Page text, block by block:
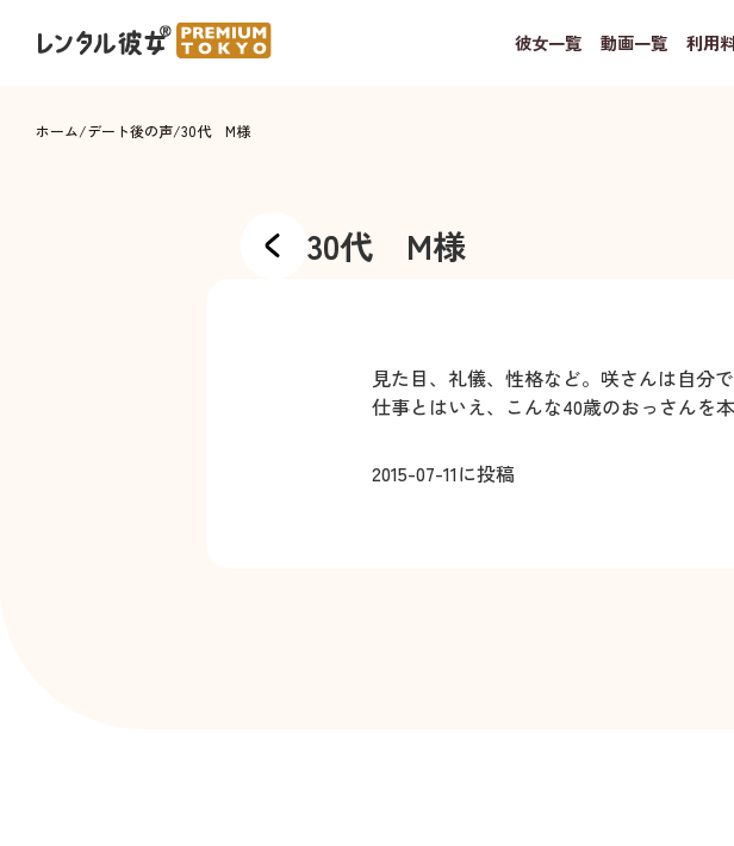
彼女一覧 動画一覧 利用
ホーム/デート後の声/30代 M様
30代 M様
見た目、礼儀、性格など。咲さんは自分
仕事とはいえ、こんな40歳のおっさんを
2015-07-11に投稿